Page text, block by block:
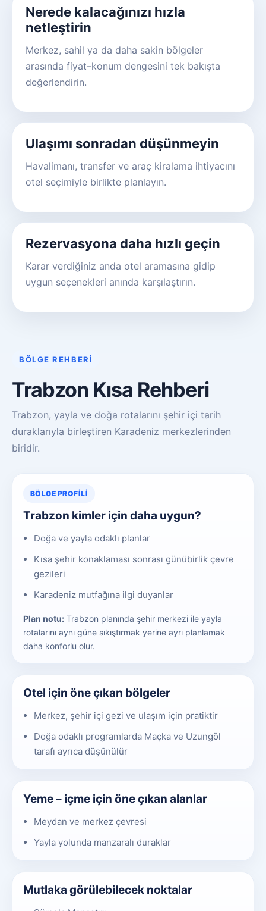
Nerede kalacağınızı hızla
netleştirin
Merkez, sahil ya da daha sakin bölgeler
arasında fiyat–konum dengesini tek bakışta
değerlendirin.
Ulaşımı sonradan düşünmeyin
Havalimanı, transfer ve araç kiralama ihtiyacını
otel seçimiyle birlikte planlayın.
Rezervasyona daha hızlı geçin
Karar verdiğiniz anda otel aramasına gidip
uygun seçenekleri anında karşılaştırın.
BÖLGE REHBERI
Trabzon Kısa Rehberi
Trabzon, yayla ve doğa rotalarını şehir içi tarih
duraklarıyla birleştiren Karadeniz merkezlerinden
biridir.
BÖLGE PROFILI
Trabzon kimler için daha uygun?
Doğa ve yayla odaklı planlar
Kısa şehir konaklaması sonrası günübirlik çevre
gezileri
Karadeniz mutfağına ilgi duyanlar
Plan notu: Trabzon planında şehir merkezi ile yayla
rotalarını aynı güne sıkıştırmak yerine ayrı planlamak
daha konforlu olur.
Otel için öne çıkan bölgeler
Merkez, şehir içi gezi ve ulaşım için pratiktir
Doğa odaklı programlarda Maçka ve Uzungöl
tarafı ayrıca düşünülür
Yeme – içme için öne çıkan alanlar
Meydan ve merkez çevresi
Yayla yolunda manzaralı duraklar
Mutlaka görülebilecek noktalar